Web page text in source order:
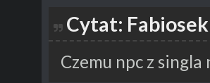
Cytat:
Czemu npc z